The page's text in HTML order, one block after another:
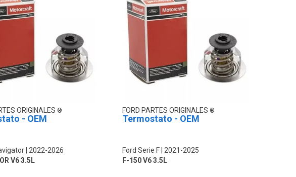
ORIGINALES
- OEM
2022-2026
V6 3.5L
FORD PARTES ORIGINALES
Termostato - OEM
Ford Serie F 2021-2025
F-150 V6 3.5L